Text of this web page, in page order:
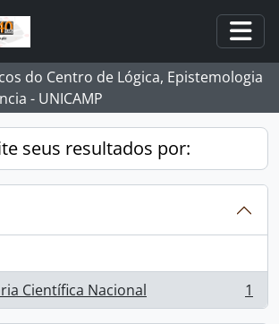
do Centro de Lógica, Epistemologia
- UNICAMP
seus resultados por:
Científica Nacional
1